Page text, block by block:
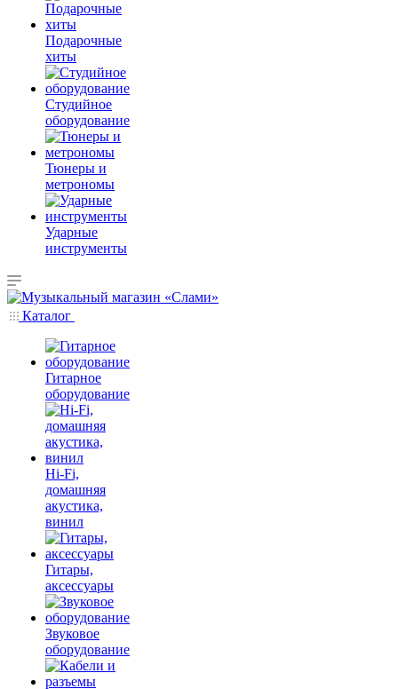
Подарочные
хиты
Студийное
оборудование
Тюнеры и
метрономы
Ударные
инструменты
Каталог
Гитарное
оборудование
Hi-Fi,
домашняя
акустика,
винил
Гитары,
аксессуары
Звуковое
оборудование